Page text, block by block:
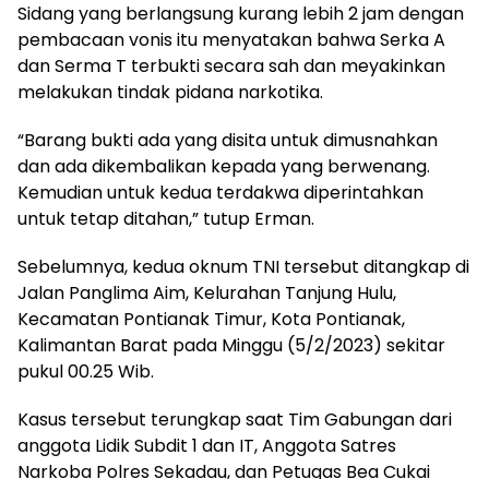
Sidang yang berlangsung kurang lebih 2 jam dengan
pembacaan vonis itu menyatakan bahwa Serka A
dan Serma T terbukti secara sah dan meyakinkan
melakukan tindak pidana narkotika.
“Barang bukti ada yang disita untuk dimusnahkan
dan ada dikembalikan kepada yang berwenang.
Kemudian untuk kedua terdakwa diperintahkan
untuk tetap ditahan,” tutup Erman.
Sebelumnya, kedua oknum TNI tersebut ditangkap di
Jalan Panglima Aim, Kelurahan Tanjung Hulu,
Kecamatan Pontianak Timur, Kota Pontianak,
Kalimantan Barat pada Minggu (5/2/2023) sekitar
pukul 00.25 Wib.
Kasus tersebut terungkap saat Tim Gabungan dari
anggota Lidik Subdit 1 dan IT, Anggota Satres
Narkoba Polres Sekadau, dan Petugas Bea Cukai